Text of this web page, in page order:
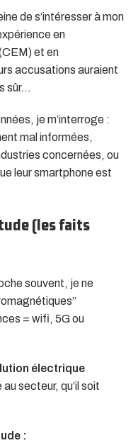
de s’intéresser à mon
en
et en
accusations auraient
sûr…
je m’interroge :
mal informées,
concernées, ou
leur smartphone est
(les faits
souvent, je ne
= wifi, 5G ou
électrique
secteur, qu’il soit
: